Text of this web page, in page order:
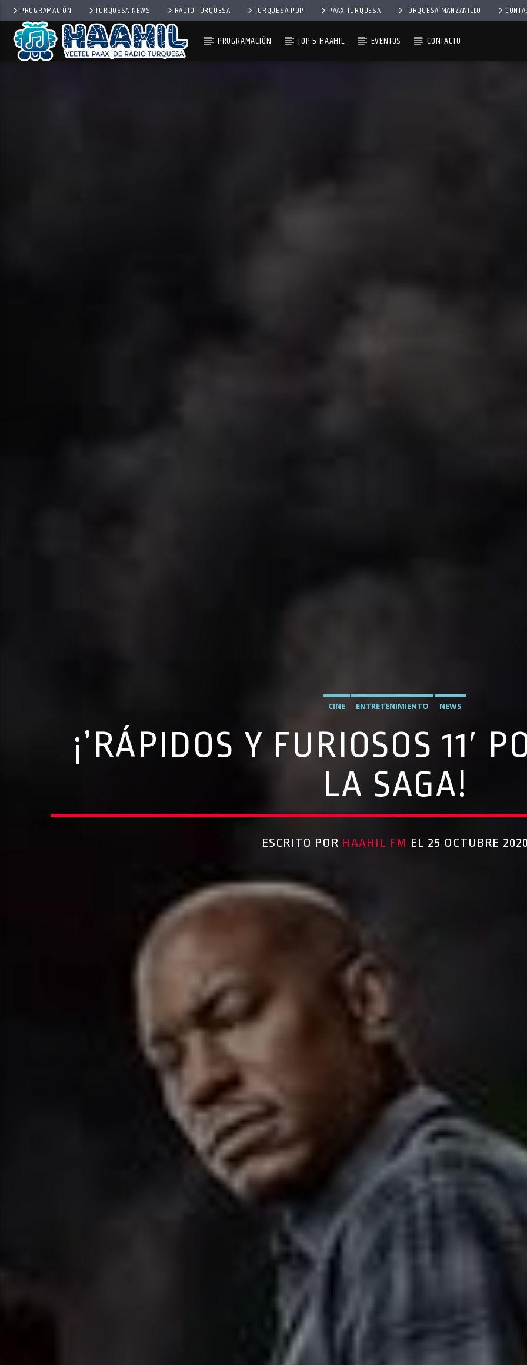
PROGRAMACIÓN TURQUESA NEWS RADIO TURQUESA TURQUESA POP PAAX TURQUESA TURQUESA MANZANILLO
PROGRAMACIÓN TOP 5 HAAHIL EVENTOS CONTACTO
CINE ENTRETENIMIENTO NEWS
¡’RÁPIDOS Y FURIOSOS 11′
LA SAGA!
ESCRITO POR HAAHIL FM EL 25 OCTUBRE